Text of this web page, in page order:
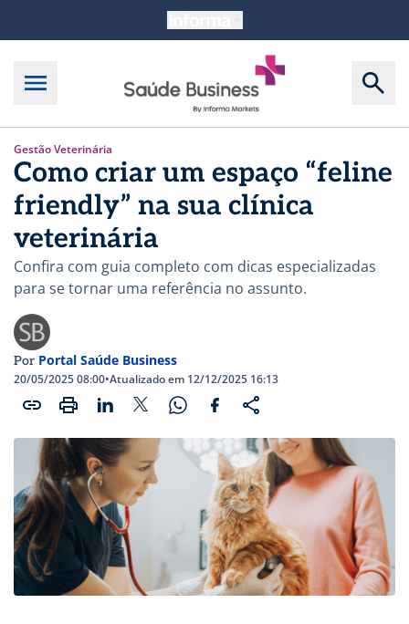
Gestão Veterinária
Como criar um espaço “feline
friendly” na sua clínica
veterinária
Confira com guia completo com dicas especializadas
para se tornar uma referência no assunto.
Por Portal Saúde Business
20/05/2025 08:00•Atualizado em 12/12/2025 16:13